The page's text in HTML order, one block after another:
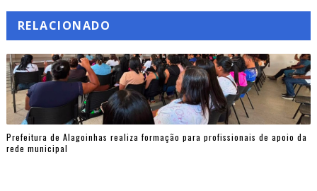
RELACIONADO
Prefeitura de Alagoinhas realiza formação para profissionais de apoio da
rede municipal